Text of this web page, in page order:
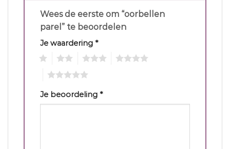
Wees de eerste om “oorbellen
parel” te beoordelen
Je waardering *
Je beoordeling *